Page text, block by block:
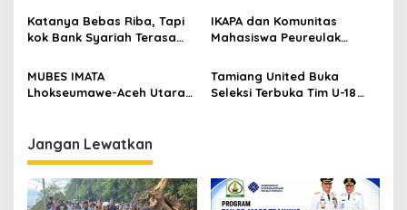
s
Katanya Bebas Riba, Tapi
kok Bank Syariah Terasa
IKAPA dan Komunitas
Mahasiswa Peureulak
Peureulak Raya
MUBES IMATA
Lhokseumawe-Aceh Utara
2026–2027
Tamiang United Buka
Seleksi Terbuka Tim U-18
Jangan Lewatkan